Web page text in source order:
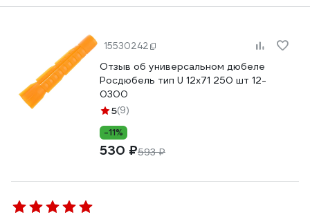
15530242
Отзыв об универсальном дюбеле
Росдюбель тип U 12х71 250 шт 12-
0300
5(9)
-11%
530 ₽593 ₽